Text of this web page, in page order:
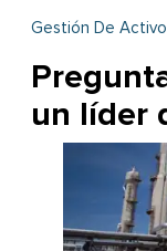
Gestión De
un líder